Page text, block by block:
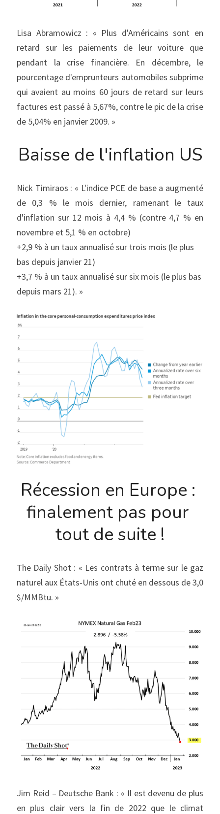
Lisa Abramowicz : « Plus d'Américains sont en
retard sur les paiements de leur voiture que
pendant la crise financière. En décembre, le
pourcentage d'emprunteurs automobiles subprime
qui avaient au moins 60 jours de retard sur leurs
factures est passé à 5,67%, contre le pic de la crise
de 5,04% en janvier 2009. »
Baisse de l'inflation US
Nick Timiraos : « L'indice PCE de base a augmenté
de 0,3 % le mois dernier, ramenant le taux
d'inflation sur 12 mois à 4,4 % (contre 4,7 % en
novembre et 5,1 % en octobre)
+2,9 % à un taux annualisé sur trois mois (le plus
bas depuis janvier 21)
+3,7 % à un taux annualisé sur six mois (le plus bas
depuis mars 21). »
Récession en Europe :
finalement pas pour
tout de suite !
The Daily Shot : « Les contrats à terme sur le gaz
naturel aux États-Unis ont chuté en dessous de 3,0
$/MMBtu. »
Jim Reid – Deutsche Bank : « Il est devenu de plus
en plus clair vers la fin de 2022 que le climat